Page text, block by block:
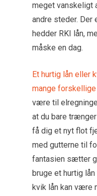
meget vanskeligt
andre steder. Der
hedder RKI lån,
måske en dag.
Et hurtig lån eller
mange
være til
at du bare
få dig et nyt flot
med gutterne til
fantasien sætter
bruge et hurtig
kvik lån kan være